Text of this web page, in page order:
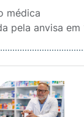
médica
pela anvisa em